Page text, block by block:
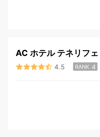
AC ホテル テネリフ
4.5 RANK 4